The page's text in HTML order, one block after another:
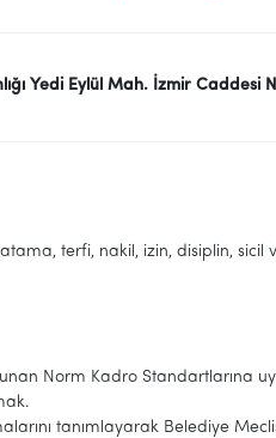
Yedi Eylül Mah. İzmir Caddesi
terfi, nakil, izin, disiplin, sicil
Norm Kadro Standartlarına
tanımlayarak Belediye